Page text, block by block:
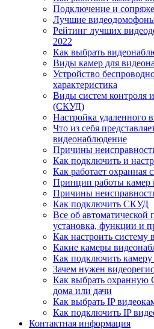
Подключение и
Лучшие видеодомофоны
Рейтинг лучших
2022
Как выбрать
Виды камер для
Устройство
характеристика
Виды систем контроля
(СКУД)
Настройка удаленного
Что из себя
видеонаблюдение
Причины
Как подключить и
Как работает охранная
Принцип работы камер
Причины
Как подключить СКУД
Все об автоматической
установка, функции и
Как настроить систему
Какие камеры
Как подключить
Зачем нужен
Как выбрать охранную
дома или дачи
Как выбрать IP
Как подключить IP
Контактная информация